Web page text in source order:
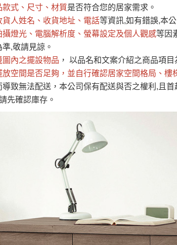
款式、尺寸、材質是否符合您的居家需求。
貨人姓名、收貨地址、電話等資訊,如有錯誤,本
攝燈光、電腦解析度、螢幕設定及個人觀感等因
,敬請見諒。
圖內之擺設物品 ， 以品名和文案介紹之商品項目
放空間是否足夠 ，並自行確認居家空間格局、 樓
致無法配送，本公司保有配送與否之權利,且
先確認庫存。
運 費 說 明
免 運 費
＊A108產品另收運費
，網頁無法及時更新，如有需要購買商品，請
「現貨」與 「金額」。
有異常，商家有權取消訂單。
(不含例假日)，我們客服會與您電話聯絡或E-
LINE → @dershin）
是否現貨，若未詢問下單後無現貨我們客服會
搜尋 Line ID →
其它地區暫不開放，如因特殊地型限制(山區、
本公司保有出貨的權利。
的工作安全，賣家無提供吊掛服務，若需以吊
組裝、配送的問題，並非一般快速到貨商品，
，讓你不用整天在家等貨，以節省您的寶貴時
全部 依評論高至低排列 依評